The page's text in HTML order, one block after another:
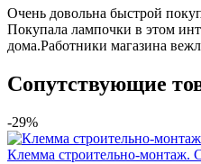
Очень довольна быстрой
Покупала лампочки в этом
дома.Работники магазина
Сопутствующие
-29%
Клемма строительно-